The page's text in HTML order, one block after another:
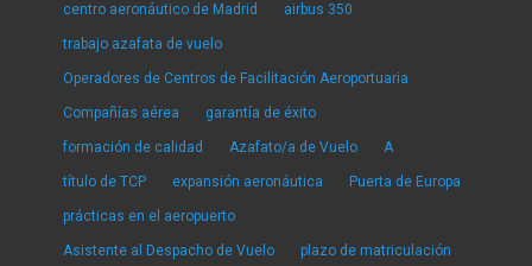
centro aeronáutico de Madrid airbus 350
trabajo azafata de vuelo
Operadores de Centros de Facilitación Aeroportuaria
Compañías aérea garantía de éxito
formación de calidad Azafato/a de Vuelo A
título de TCP expansión aeronáutica Puerta de Europa
prácticas en el aeropuerto
Asistente al Despacho de Vuelo plazo de matriculación